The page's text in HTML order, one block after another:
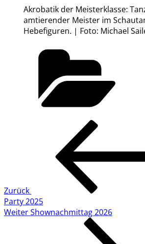
Akrobatik der Meisterklasse:
amtierender Meister im
Hebefiguren. | Foto: Michael
Beitragsnavigation
Zurück
Party 2025
Nächster
WeiterShownachmittag 2026